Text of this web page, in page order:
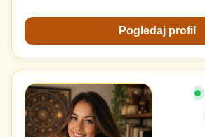
Pogledaj profil